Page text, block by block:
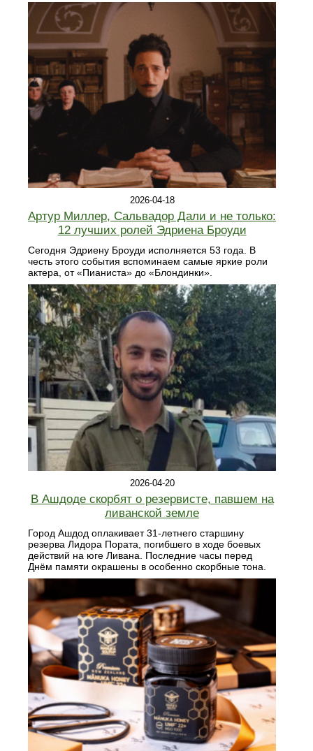
2026-04-18
Артур Миллер, Сальвадор Дали и не только:
12 лучших ролей Эдриена Броуди
Сегодня Эдриену Броуди исполняется 53 года. В
честь этого события вспоминаем самые яркие роли
актера, от «Пианиста» до «Блондинки».
2026-04-20
В Ашдоде скорбят о резервисте, павшем на
ливанской земле
Город Ашдод оплакивает 31-летнего старшину
резерва Лидора Пората, погибшего в ходе боевых
действий на юге Ливана. Последние часы перед
Днём памяти окрашены в особенно скорбные тона.